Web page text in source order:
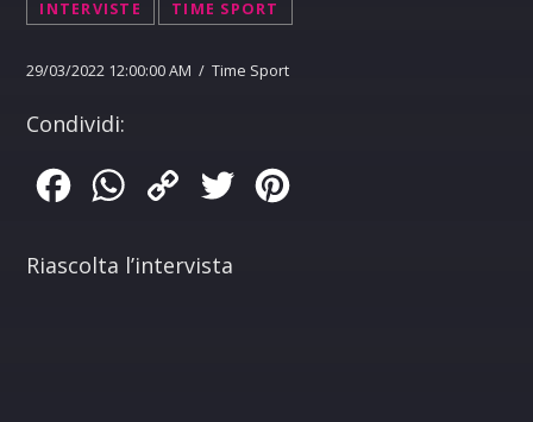
INTERVISTE TIME SPORT
29/03/2022 12:00:00 AM / Time Sport
Condividi:
FacebookWhatsApp
Copy
Twitter
Riascolta l’intervista